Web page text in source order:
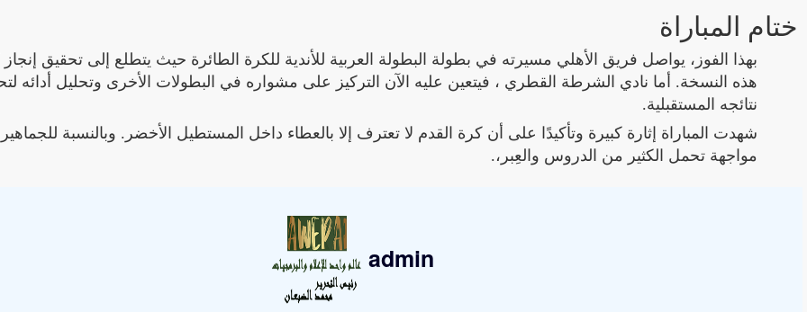
ختام المباراة
بهذا الفوز، يواصل فريق الأهلي مسيرته في بطولة البطولة العربية للأندية للكرة الطائرة حيث يتطلع إلى تحقيق
هذه النسخة. أما نادي الشرطة القطري ، فيتعين عليه الآن التركيز على مشواره في البطولات الأخرى وتحليل أدائه
نتائجه المستقبلية.
شهدت المباراة إثارة كبيرة وتأكيدًا على أن كرة القدم لا تعترف إلا بالعطاء داخل المستطيل الأخضر. وبالنسبة
مواجهة تحمل الكثير من الدروس والعِبر،.
admin